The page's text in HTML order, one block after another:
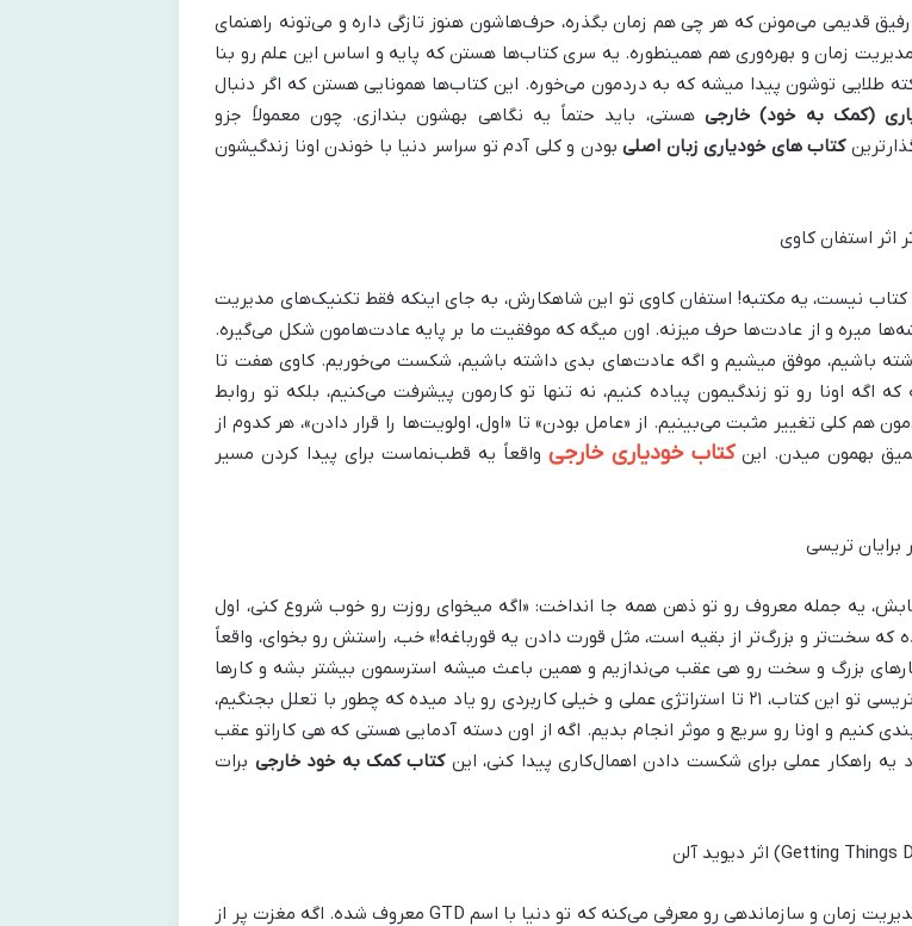
قدیمی می‌مونن که هر چی هم زمان بگذره، حرف‌هاشون هنوز تازگی داره و می‌تونه راهنمای
زمان و بهره‌وری هم همینطوره. یه سری کتاب‌ها هستن که پایه و اساس این علم رو بنا
طلایی توشون پیدا میشه که به دردمون می‌خوره. این کتاب‌ها همونایی هستن که اگر دنبال
(کمک به خود) خارجی هستی، باید حتماً یه نگاهی بهشون بندازی. چون معمولاً جزو
کتاب های خودیاری زبان اصلیبودن و کلی آدم تو سراسر دنیا با خوندن اونا زندگیشون
استفان کاوی
نیست، یه مکتبه! استفان کاوی تو این شاهکارش، به جای اینکه فقط تکنیک‌های مدیریت
میره و از عادت‌ها حرف میزنه. اون میگه که موفقیت ما بر پایه عادت‌هامون شکل می‌گیره.
باشیم، موفق میشیم و اگه عادت‌های بدی داشته باشیم، شکست می‌خوریم. کاوی هفت تا
اگه اونا رو تو زندگیمون پیاده کنیم، نه تنها تو کارمون پیشرفت می‌کنیم، بلکه تو روابط
هم کلی تغییر مثبت می‌بینیم. از «عامل بودن» تا «اول، اولویت‌ها را قرار دادن»، هر کدوم از
بهمون میدن. اینکتاب خودیاری خارجی واقعاً یه قطب‌نماست برای پیدا کردن مسیر
برایان تریسی
یه جمله معروف رو تو ذهن همه جا انداخت: «اگه میخوای روزت رو خوب شروع کنی، اول
که سخت‌تر و بزرگ‌تر از بقیه است، مثل قورت دادن یه قورباغه!» خب، راستش رو بخوای، واقعاً
بزرگ و سخت رو هی عقب می‌ندازیم و همین باعث میشه استرسمون بیشتر بشه و کارها
روی هم انباشته بشن. تریسی تو این کتاب، ۲۱ تا استراتژی عملی و خیلی کاربردی رو یاد میده که چطور با تعلل بجنگیم،
کنیم و اونا رو سریع و موثر انجام بدیم. اگه از اون دسته آدمایی هستی که هی کاراتو عقب
یه راهکار عملی برای شکست دادن اهمال‌کاری پیدا کنی، اینکتاب کمک به خود خارجی برات
دیوید آلن یه سیستم مدیریت زمان و سازماندهی رو معرفی می‌کنه که تو دنیا با اسم GTD معروف شده. اگه مغزت پر از